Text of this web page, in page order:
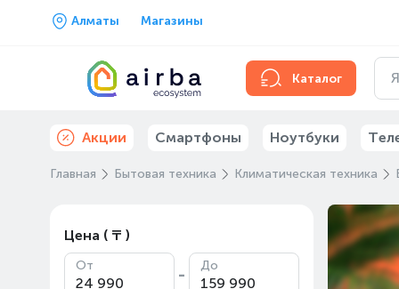
Алматы Магазины
Каталог
Акции Смартфоны Ноутбуки
Главная Бытовая техника Климатическая техника
Цена ( ₸ )
От - До